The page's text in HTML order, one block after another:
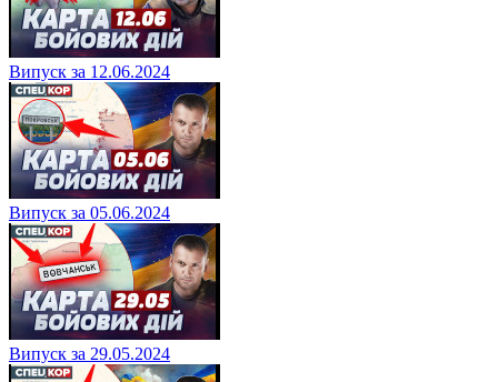
Випуск за 12.06.2024
Випуск за 05.06.2024
Випуск за 29.05.2024